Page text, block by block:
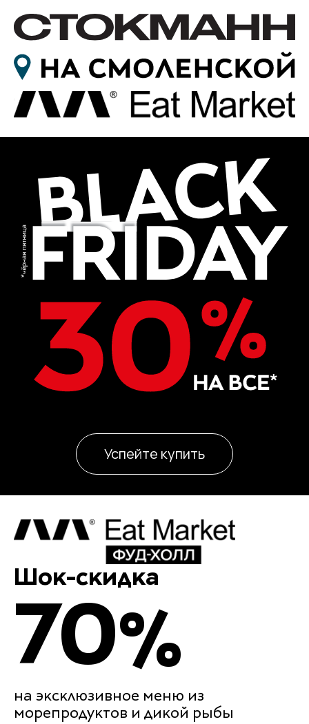
Успейте купить
Шок-скидка
70%
на эксклюзивное меню из
морепродуктов и дикой рыбы